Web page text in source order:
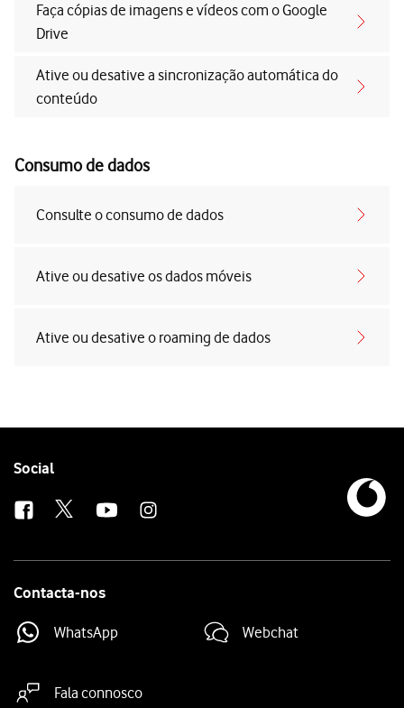
Faça cópias de imagens e vídeos com o Google
Drive
Ative ou desative a sincronização automática do
conteúdo
Consumo de dados
Consulte o consumo de dados
Ative ou desative os dados móveis
Ative ou desative o roaming de dados
Follow
Social
Contacta-nos
WhatsApp Webchat
Fala connosco